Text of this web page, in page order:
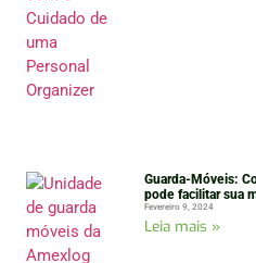
Guarda-Móveis:
pode facilitar sua
Fevereiro 9, 2024
Leia mais »